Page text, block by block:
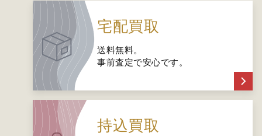
宅配買取
送料無料。
事前査定で安心です。
持込買取